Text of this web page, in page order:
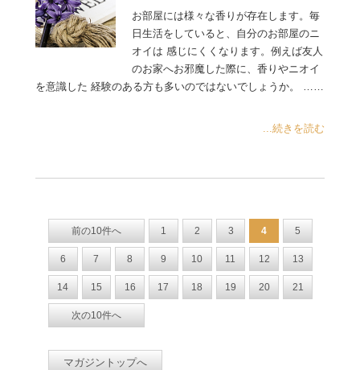
お部屋には様々な香りが存在します。毎
日生活をしていると、自分のお部屋のニ
オイは 感じにくくなります。例えば友人
のお家へお邪魔した際に、香りやニオイ
を意識した 経験のある方も多いのではないでしょうか。 ……
...続きを読む
前の10件へ 1 2 3 4 5
6 7 8 9 10 11 12 13
14 15 16 17 18 19 20 21
次の10件へ
マガジントップへ